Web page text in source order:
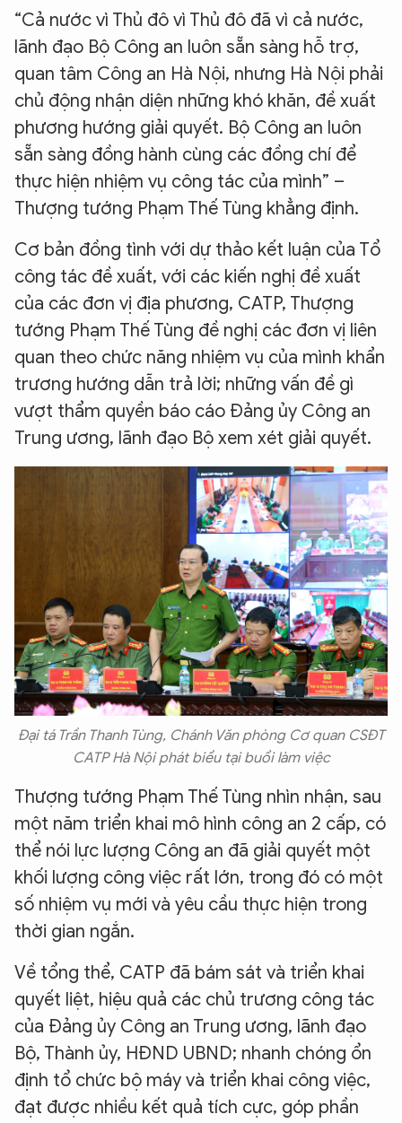
“Cả nước vì Thủ đô vì Thủ đô đã vì cả nước,
lãnh đạo Bộ Công an luôn sẵn sàng hỗ trợ,
quan tâm Công an Hà Nội, nhưng Hà Nội phải
chủ động nhận diện những khó khăn, đề xuất
phương hướng giải quyết. Bộ Công an luôn
sẵn sàng đồng hành cùng các đồng chí để
thực hiện nhiệm vụ công tác của mình” –
Thượng tướng Phạm Thế Tùng khẳng định.
Cơ bản đồng tình với dự thảo kết luận của Tổ
công tác đề xuất, với các kiến nghị đề xuất
của các đơn vị địa phương, CATP, Thượng
tướng Phạm Thế Tùng đề nghị các đơn vị liên
quan theo chức năng nhiệm vụ của mình khẩn
trương hướng dẫn trả lời; những vấn đề gì
vượt thẩm quyền báo cáo Đảng ủy Công an
Trung ương, lãnh đạo Bộ xem xét giải quyết.
Đại tá Trần Thanh Tùng, Chánh Văn phòng Cơ quan CSĐT
CATP Hà Nội phát biểu tại buổi làm việc
Thượng tướng Phạm Thế Tùng nhìn nhận, sau
một năm triển khai mô hình công an 2 cấp, có
thể nói lực lượng Công an đã giải quyết một
khối lượng công việc rất lớn, trong đó có một
số nhiệm vụ mới và yêu cầu thực hiện trong
thời gian ngắn.
Về tổng thể, CATP đã bám sát và triển khai
quyết liệt, hiệu quả các chủ trương công tác
của Đảng ủy Công an Trung ương, lãnh đạo
Bộ, Thành ủy, HĐND UBND; nhanh chóng ổn
định tổ chức bộ máy và triển khai công việc,
đạt được nhiều kết quả tích cực, góp phần
An Ninh Thủ Đô nhé. Tôi sẵn sàng hỗ trợ!